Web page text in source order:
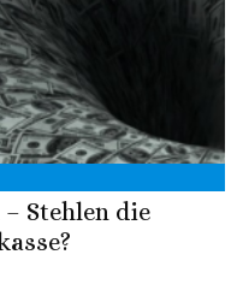
Stehlen die